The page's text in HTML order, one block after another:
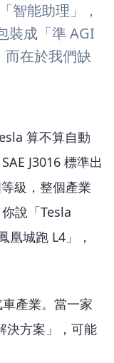
智能助理」，
裝成「準 AGI
在於我們缺
算不算自動
J3016 標準出
級，整個產業
說「Tesla
城跑 L4」，
產業。當一家
決方案」，可能